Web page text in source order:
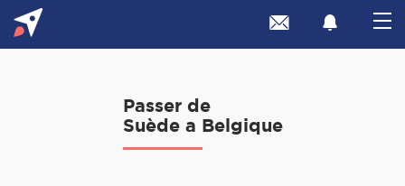
Passer de
Suède a Belgique